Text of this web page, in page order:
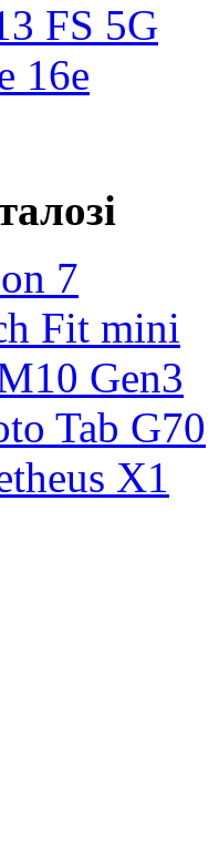
FS 5G
16e
7
Fit mini
Gen3
Tab G70
X1